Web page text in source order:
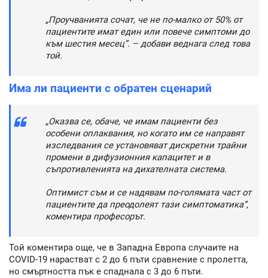
„Проучванията сочат, че не по-малко от 50% от
пациентите имат един или повече симптоми до
към шестия месец”. – добави веднага след това
той.
Има ли пациенти с обратен сценарий
„Оказва се, обаче, че имам пациенти без
особени оплаквания, но когато им се направят
изследвания се установяват дискретни трайни
промени в дифузионния капацитет и в
съпротивленията на дихателната система.
Оптимист съм и се надявам по-голямата част от
пациентите да преодолеят тази симптоматика”,
коментира професорът.
Той коментира още, че в Западна Европа случаите на
COVID-19 нарастват с 2 до 6 пъти сравнение с пролетта,
но смъртността пък е спаднала с 3 до 6 пъти.